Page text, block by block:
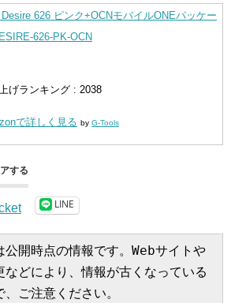
Desire 626 ピンク+OCNモバイルONEパッケー
626-PK-OCN
げランキング : 2038
で詳しく見る by G-Tools
する
LINE
開時点の情報です。Webサイトや
どにより、情報が古くなっている
ご注意ください。